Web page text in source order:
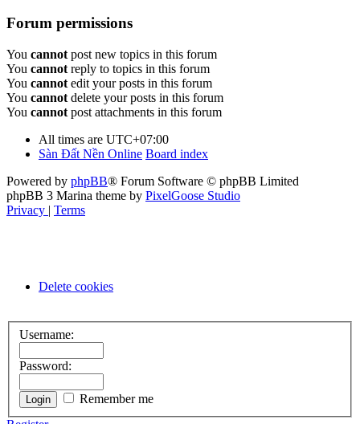
Forum permissions
You cannot post new topics in this forum
You cannot reply to topics in this forum
You cannot edit your posts in this forum
You cannot delete your posts in this forum
You cannot post attachments in this forum
All times are UTC+07:00
Sàn Đất Nền Online Board index
Powered by phpBB® Forum Software © phpBB Limited
phpBB 3 Marina theme by PixelGoose Studio
Privacy | Terms
Delete cookies
Username:
Password:
Remember me